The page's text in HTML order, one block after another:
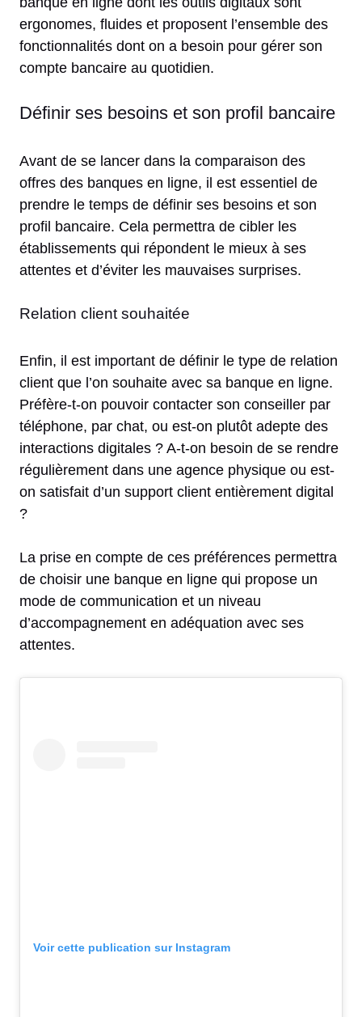
ergonomes, fluides et proposent l’ensemble des
fonctionnalités dont on a besoin pour gérer son
compte bancaire au quotidien.
Définir ses besoins et son profil bancaire
Avant de se lancer dans la comparaison des
offres des banques en ligne, il est essentiel de
prendre le temps de définir ses besoins et son
profil bancaire. Cela permettra de cibler les
établissements qui répondent le mieux à ses
attentes et d’éviter les mauvaises surprises.
Relation client souhaitée
Enfin, il est important de définir le type de relation
client que l’on souhaite avec sa banque en ligne.
Préfère-t-on pouvoir contacter son conseiller par
téléphone, par chat, ou est-on plutôt adepte des
interactions digitales ? A-t-on besoin de se rendre
régulièrement dans une agence physique ou est-
on satisfait d’un support client entièrement digital
?
La prise en compte de ces préférences permettra
de choisir une banque en ligne qui propose un
mode de communication et un niveau
d’accompagnement en adéquation avec ses
attentes.
Voir cette publication sur Instagram